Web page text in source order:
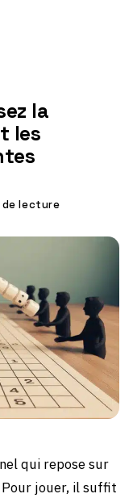
la
les
de lecture
qui repose sur
jouer, il suffit